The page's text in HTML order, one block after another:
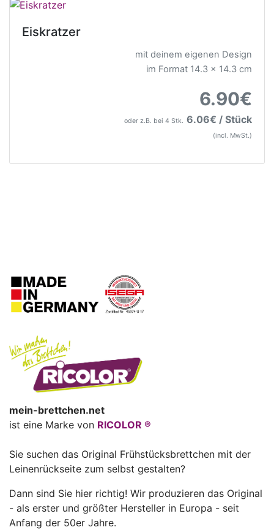
Eiskratzer
mit deinem eigenen Design
im Format 14.3 x 14.3 cm
6.90€
oder z.B. bei 4 Stk. 6.06€ / Stück
(incl. MwSt.)
mein-brettchen.net
ist eine Marke von RICOLOR ®
Sie suchen das Original Frühstücksbrettchen mit der
Leinenrückseite zum selbst gestalten?
Dann sind Sie hier richtig! Wir produzieren das Original
- als erster und größter Hersteller in Europa - seit
Anfang der 50er Jahre.